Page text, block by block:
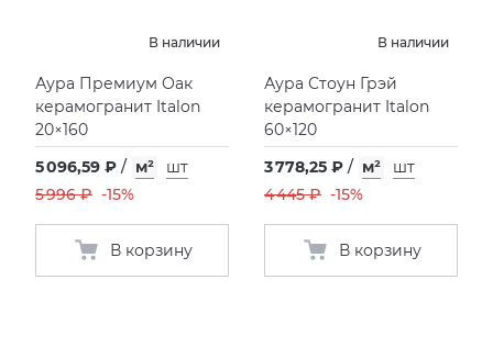
В наличии
Аура Премиум Оак
керамогранит Italon
20×160
5 096,59 ₽ / м²
шт
5 996 ₽ -15%
В корзину
В наличии
Аура Стоун Грэй
керамогранит Italon
60×120
3 778,25 ₽ / м²
шт
4 445 ₽ -15%
В корзину